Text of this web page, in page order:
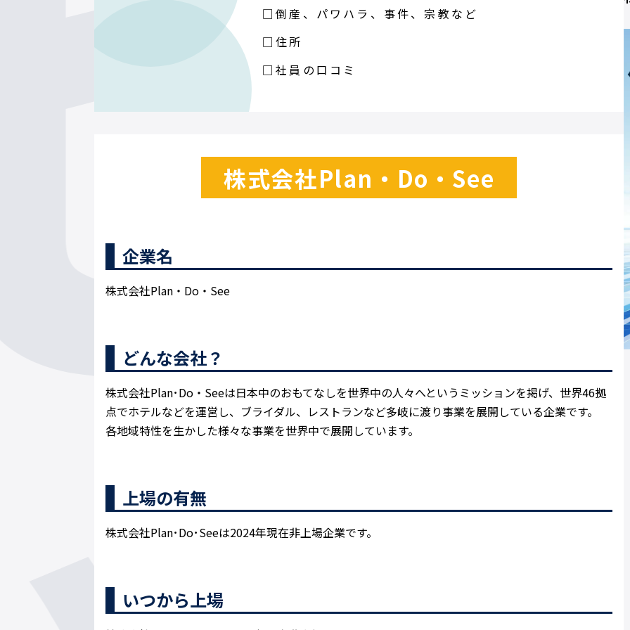
□倒産、パワハラ、事件、宗教など
□住所
□社員の口コミ
株式会社Plan・Do・See
企業名
株式会社Plan・Do・See
どんな会社？
株式会社Plan･Do・Seeは日本中のおもてなしを世界中の人々へというミッションを掲げ、世界46拠
点でホテルなどを運営し、ブライダル、レストランなど多岐に渡り事業を展開している企業です。
各地域特性を生かした様々な事業を世界中で展開しています。
上場の有無
株式会社Plan･Do･Seeは2024年現在非上場企業です。
いつから上場